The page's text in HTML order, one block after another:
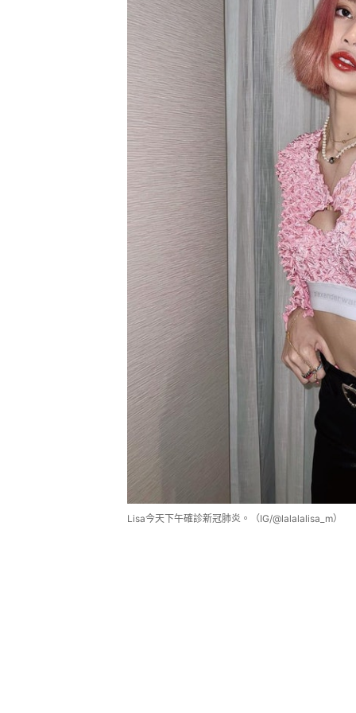
Lisa今天下午確診新冠肺炎。（IG/@lalalalisa_m）